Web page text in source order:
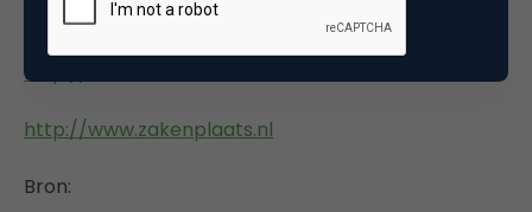
http://www.paginamarkt.nl
http://www.marktcentrum.nl
http://www.zakenplaats.nl
Bron: